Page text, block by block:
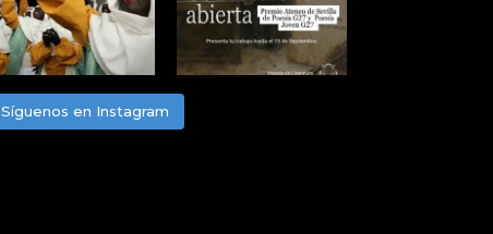
Síguenos en Instagram